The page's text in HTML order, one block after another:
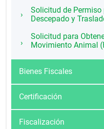
Solicitud de Permiso
Descepado y
Solicitud para
Movimiento Animal
Bienes Fiscales
Certificación
Fiscalización